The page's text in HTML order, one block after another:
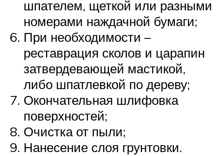
шпателем, щеткой или разными
номерами наждачной бумаги;
При необходимости –
реставрация сколов и царапин
затвердевающей мастикой,
либо шпатлевкой по дереву;
Окончательная шлифовка
поверхностей;
Очистка от пыли;
Нанесение слоя грунтовки.